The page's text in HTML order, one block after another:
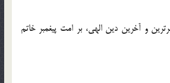
و آخرین دین الهی، بر امت پیغمبر خاتم